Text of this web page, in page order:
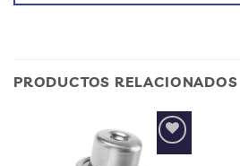
PRODUCTOS RELACIONADOS